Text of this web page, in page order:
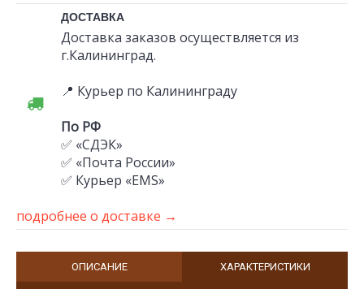
ДОСТАВКА
Доставка заказов осуществляется из
г.Калининград.
📍 Курьер по Калининграду
По РФ
✅ «СДЭК»
✅ «Почта России»
✅ Курьер «EMS»
подробнее о доставке →
ОПИСАНИЕ ХАРАКТЕРИСТИКИ